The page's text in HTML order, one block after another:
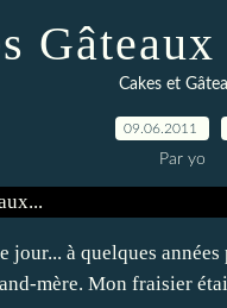
Cakes et
09.06.2011
Par yo
jour... à quelques
mère. Mon fraisier